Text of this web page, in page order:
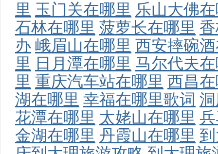
里 玉门关在哪里 乐山大佛
石林在哪里 菠萝长在哪里
办 峨眉山在哪里 西安摔碗
里 日月潭在哪里 马尔代夫
里 重庆汽车站在哪里 西昌
湖在哪里 幸福在哪里歌词
花潭在哪里 太姥山在哪里
金湖在哪里 丹霞山在哪里